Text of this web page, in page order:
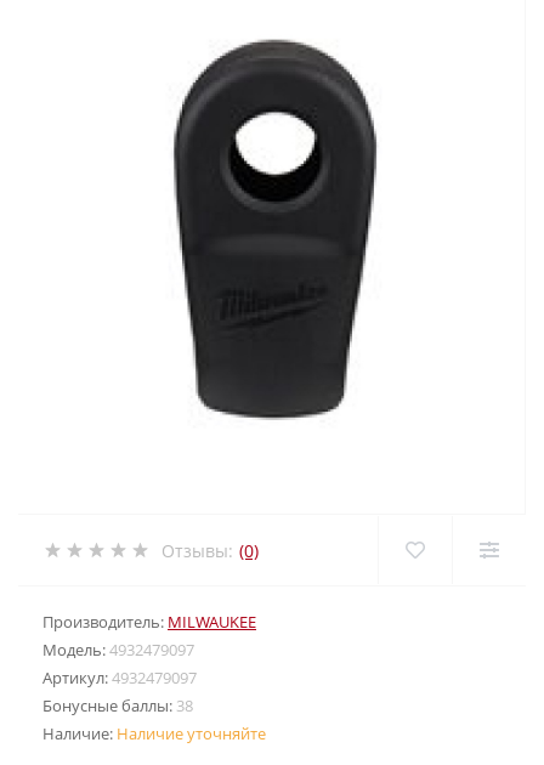
Отзывы: (0)
Производитель: MILWAUKEE
Модель:4932479097
Артикул:4932479097
Бонусные баллы: 38
Наличие: Наличие уточняйте